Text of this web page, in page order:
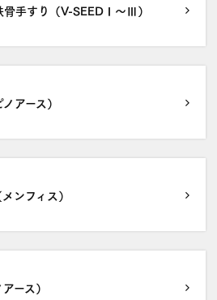
骨手すり（V-SEEDⅠ～Ⅲ）
アース）
ンフィス）
ース）